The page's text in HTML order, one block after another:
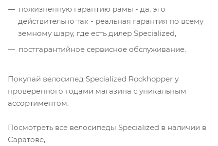
пожизненную гарантию рамы - да, это
действительно так - реальная гарантия по всему
земному шару, где есть дилер Specialized,
постгарантийное сервисное обслуживание.
Покупай велосипед Specialized Rockhopper у
проверенного годами магазина с уникальным
ассортиментом.
Посмотреть все велосипеды Specialized в наличии в
Саратове,